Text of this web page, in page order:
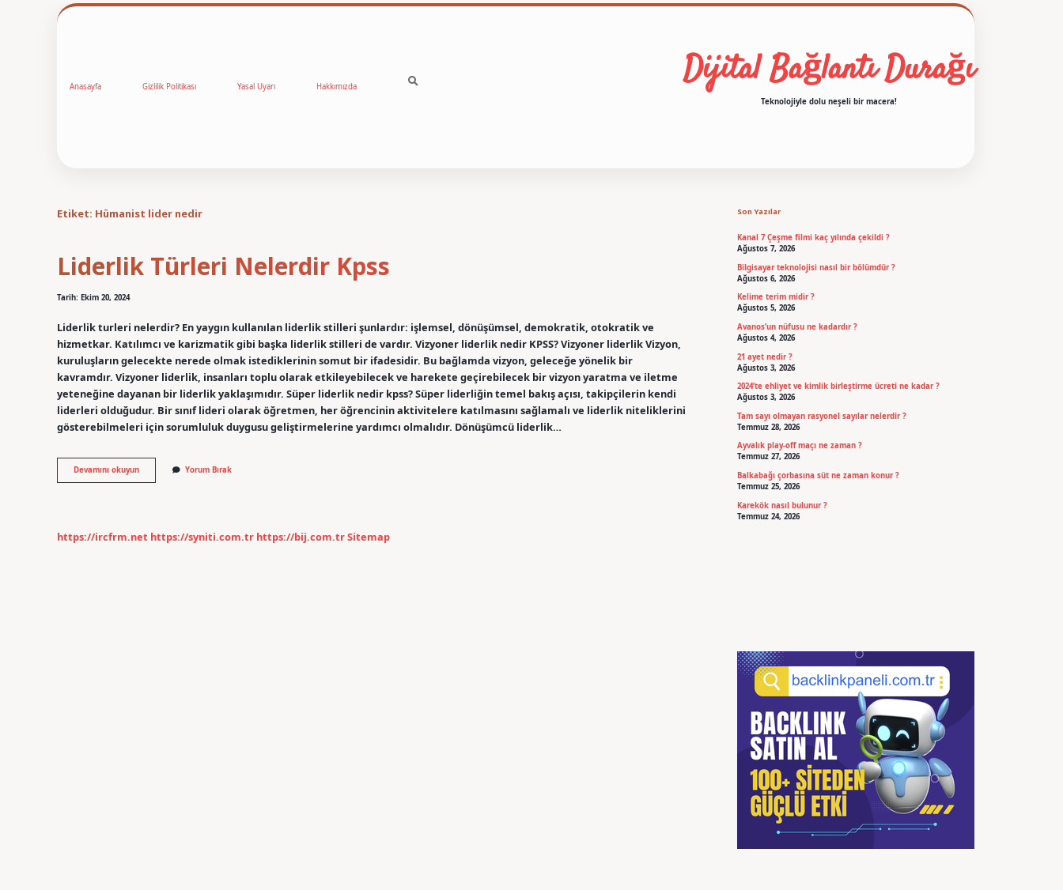
Anasayfa Gizlilik Politikası Yasal Uyarı Hakkımızda Dijital Bağlantı Durağı
Teknolojiyle dolu neşeli bir macera!
Etiket: Hümanist lider nedir
Liderlik Türleri Nelerdir Kpss
Tarih: Ekim 20, 2024
Liderlik turleri nelerdir? En yaygın kullanılan liderlik stilleri şunlardır: işlemsel, dönüşümsel, demokratik, otokratik ve
hizmetkar. Katılımcı ve karizmatik gibi başka liderlik stilleri de vardır. Vizyoner liderlik nedir KPSS? Vizyoner liderlik Vizyon,
kuruluşların gelecekte nerede olmak istediklerinin somut bir ifadesidir. Bu bağlamda vizyon, geleceğe yönelik bir
kavramdır. Vizyoner liderlik, insanları toplu olarak etkileyebilecek ve harekete geçirebilecek bir vizyon yaratma ve iletme
yeteneğine dayanan bir liderlik yaklaşımıdır. Süper liderlik nedir kpss? Süper liderliğin temel bakış açısı, takipçilerin kendi
liderleri olduğudur. Bir sınıf lideri olarak öğretmen, her öğrencinin aktivitelere katılmasını sağlamalı ve liderlik niteliklerini
gösterebilmeleri için sorumluluk duygusu geliştirmelerine yardımcı olmalıdır. Dönüşümcü liderlik…
Devamını okuyunLiderlik
Türleri
Yorum Bırak
https://ircfrm.net https://syniti.com.tr https://bij.com.trSitemap
Son Yazılar
Kanal 7 Çeşme filmi kaç yılında çekildi ?
Ağustos 7, 2026
Bilgisayar teknolojisi nasıl bir bölümdür ?
Ağustos 6, 2026
Kelime terim midir ?
Ağustos 5, 2026
Avanos’un nüfusu ne kadardır ?
Ağustos 4, 2026
21 ayet nedir ?
Ağustos 3, 2026
2024’te ehliyet ve kimlik birleştirme ücreti ne kadar ?
Ağustos 3, 2026
Tam sayı olmayan rasyonel sayılar nelerdir ?
Temmuz 28, 2026
Ayvalık play-off maçı ne zaman ?
Temmuz 27, 2026
Balkabağı çorbasına süt ne zaman konur ?
Temmuz 25, 2026
Karekök nasıl bulunur ?
Temmuz 24, 2026